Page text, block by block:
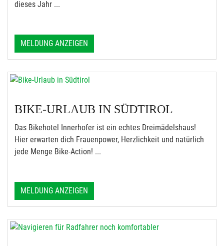
dieses Jahr ...
MELDUNG ANZEIGEN
BIKE-URLAUB IN SÜDTIROL
Das Bikehotel Innerhofer ist ein echtes Dreimädelshaus!
Hier erwarten dich Frauenpower, Herzlichkeit und natürlich
jede Menge Bike-Action! ...
MELDUNG ANZEIGEN